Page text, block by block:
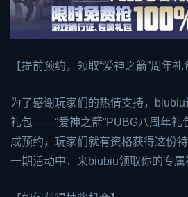
【提前预约，领取“爱神之箭”周年礼
为了感谢玩家们的热情支持，
礼包——“爱神之箭”PUBG八周年礼
成预约，玩家们就有资格获得这份
一期活动中，来biubiu领取你的专属